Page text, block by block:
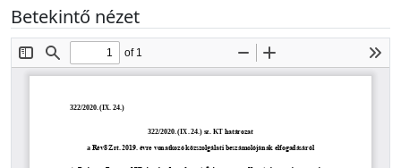
Betekintő nézet